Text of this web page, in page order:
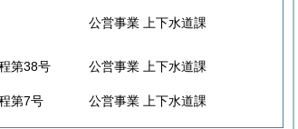
公営事業 上下水道課
第38号 公営事業 上下水道課
第7号 公営事業 上下水道課